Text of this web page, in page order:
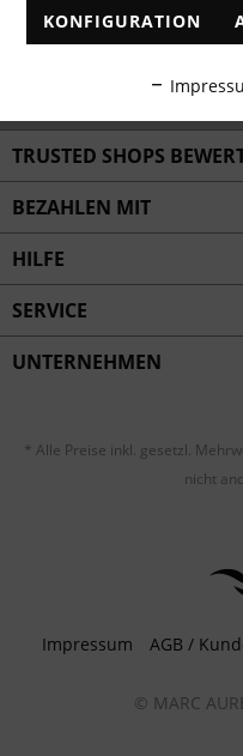
WIR VERSENDEN MIT
TRUSTED SHOPS
BEZAHLEN MIT
HILFE
SERVICE
UNTERNEHMEN
* Alle Preise inkl. gesetzl.
nicht
Impressum AGB /
© MARC
Tracking
Personalisierung
Service
KONFIGURATION